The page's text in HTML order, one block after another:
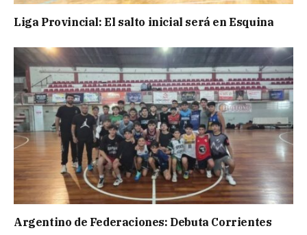
Liga Provincial: El salto inicial será en Esquina
Argentino de Federaciones: Debuta Corrientes